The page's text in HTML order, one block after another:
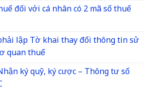
đối với cá nhân có 2 mã số thuế
lập Tờ khai thay đổi thông tin sử
quan thuế
ký quỹ, ký cược – Thông tư số